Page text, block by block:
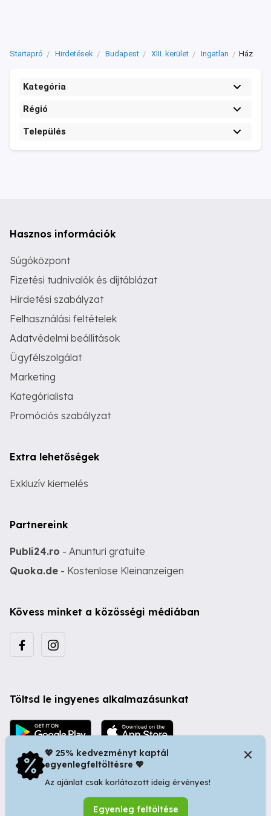
Startapró Hirdetések Budapest XIII. kerület Ingatlan Ház
Kategória
Régió
Település
Hasznos információk
Súgóközpont
Fizetési tudnivalók és díjtáblázat
Hirdetési szabályzat
Felhasználási feltételek
Adatvédelmi beállítások
Ügyfélszolgálat
Marketing
Kategórialista
Promóciós szabályzat
Extra lehetőségek
Exkluzív kiemelés
Partnereink
Publi24.ro - Anunturi gratuite
Quoka.de - Kostenlose Kleinanzeigen
Kövess minket a közösségi médiában
Töltsd le ingyenes alkalmazásunkat
© 2026 Startapró S.R.L. | Bulevardul Dacia nr 34, Oradea
💖 25% kedvezményt kaptál
egyenlegfeltöltésre 💖
Az ajánlat csak korlátozott ideig érvényes!
Egyenleg feltöltése